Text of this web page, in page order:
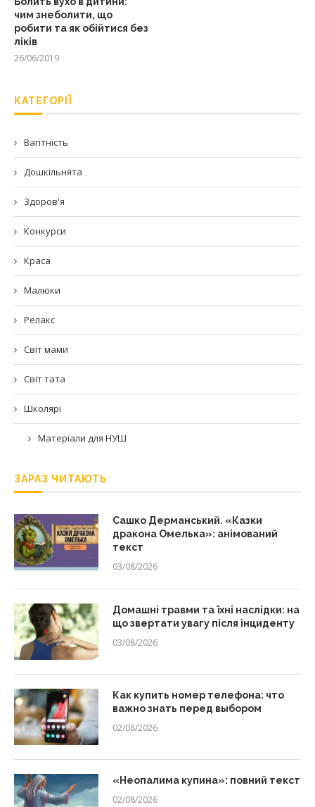
чим знеболити, що
робити та як обійтися без
ліків
26/06/2019
КАТЕГОРІЇ
Вагітність
Дошкільнята
Здоров'я
Конкурси
Краса
Малюки
Релакс
Світ мами
Світ тата
Школярі
Матеріали для НУШ
ЗАРАЗ ЧИТАЮТЬ
Сашко Дерманський. «Казки
дракона Омелька»: анімований
текст
03/08/2026
Домашні травми та їхні наслідки: на
що звертати увагу після інциденту
03/08/2026
Как купить номер телефона: что
важно знать перед выбором
02/08/2026
«Неопалима купина»: повний текст
02/08/2026